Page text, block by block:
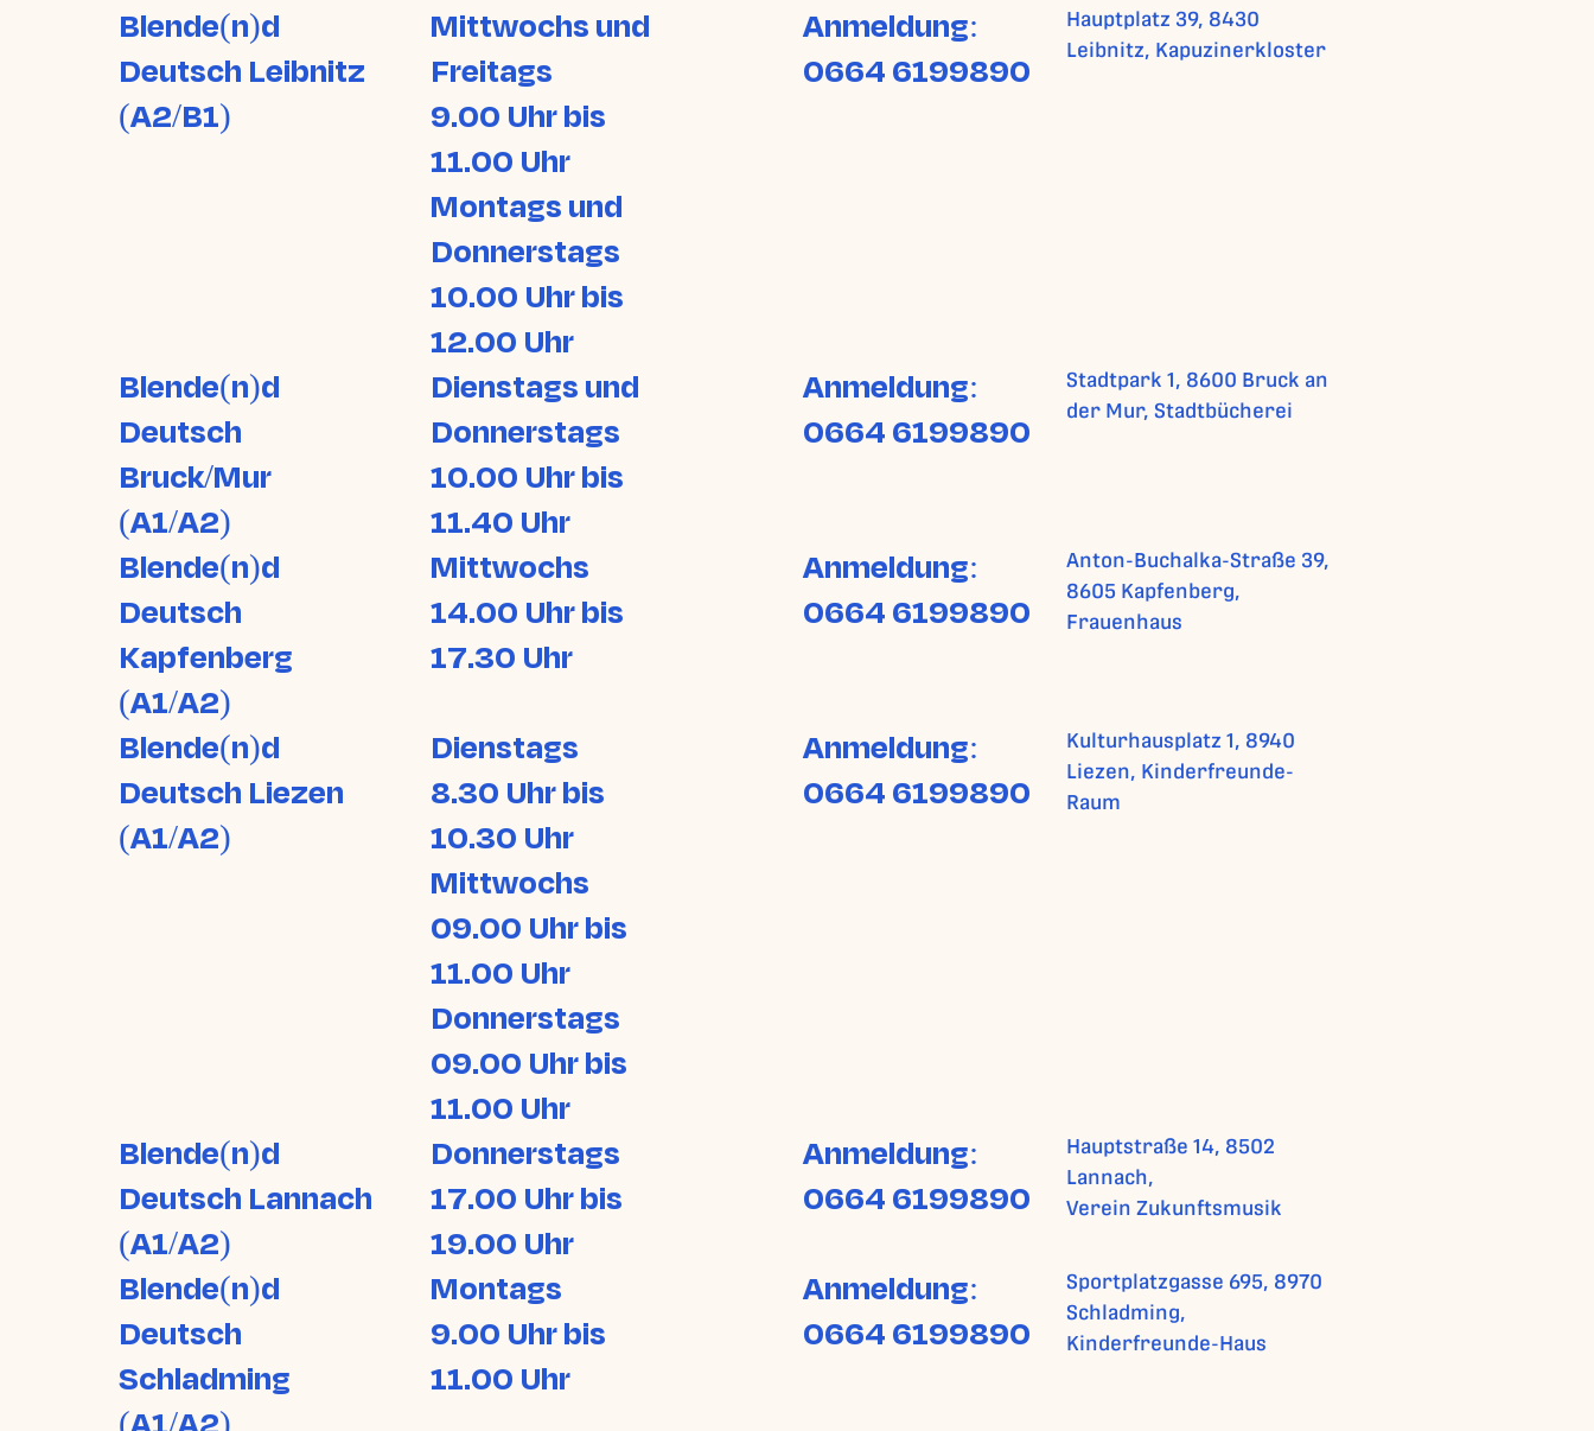
Blende(n)d
Deutsch Leibnitz
(A2/B1)
Mittwochs und
Freitags
9.00 Uhr bis
11.00 Uhr
Montags und
Donnerstags
10.00 Uhr bis
12.00 Uhr
Anmeldung:
0664 6199890
Hauptplatz 39, 8430
Leibnitz, Kapuzinerkloster
Blende(n)d
Deutsch
Bruck/Mur
(A1/A2)
Dienstags und
Donnerstags
10.00 Uhr bis
11.40 Uhr
Anmeldung:
0664 6199890
Stadtpark 1, 8600 Bruck an
der Mur, Stadtbücherei
Blende(n)d
Deutsch
Kapfenberg
(A1/A2)
Mittwochs
14.00 Uhr bis
17.30 Uhr
Anmeldung:
0664 6199890
Anton-Buchalka-Straße 39,
8605 Kapfenberg,
Frauenhaus
Blende(n)d
Deutsch Liezen
(A1/A2)
Dienstags
8.30 Uhr bis
10.30 Uhr
Mittwochs
09.00 Uhr bis
11.00 Uhr
Donnerstags
09.00 Uhr bis
11.00 Uhr
Anmeldung:
0664 6199890
Kulturhausplatz 1, 8940
Liezen, Kinderfreunde-
Raum
Blende(n)d
Deutsch Lannach
(A1/A2)
Donnerstags
17.00 Uhr bis
19.00 Uhr
Anmeldung:
0664 6199890
Hauptstraße 14, 8502
Lannach,
Verein Zukunftsmusik
Blende(n)d
Deutsch
Schladming
Montags
9.00 Uhr bis
11.00 Uhr
Anmeldung:
0664 6199890
Sportplatzgasse 695, 8970
Schladming,
Kinderfreunde-Haus